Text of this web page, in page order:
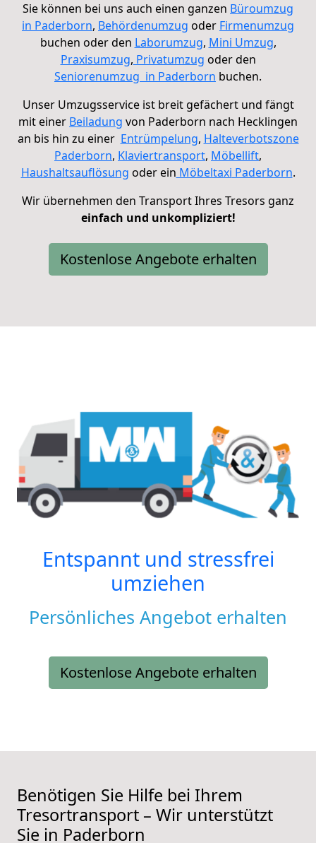
Sie können bei uns auch einen ganzen Büroumzug
in Paderborn, Behördenumzug oder Firmenumzug
buchen oder den Laborumzug, Mini Umzug,
Praxisumzug, Privatumzug oderden
Seniorenumzug in Paderborn buchen.
Unser Umzugsservice ist breit gefächert und fängt
mit einer Beiladung von Paderborn nach Hecklingen
an bis hin zu einer Entrümpelung, Halteverbotszone
Paderborn, Klaviertransport, Möbellift,
Haushaltsauflösung oder ein Möbeltaxi Paderborn.
Wir übernehmen den Transport Ihres Tresors ganz
einfach und unkompliziert!
Kostenlose Angebote erhalten
Entspannt und stressfrei
umziehen
Persönliches Angebot erhalten
Kostenlose Angebote erhalten
Benötigen Sie Hilfe bei Ihrem
Tresortransport – Wir unterstützt
Sie in Paderborn